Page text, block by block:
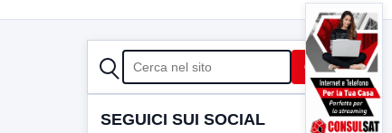
CERCA Cerca
SEGUICI SUI SOCIAL